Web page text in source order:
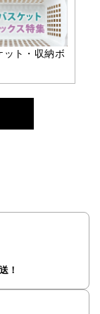
ット・収納ボ
！